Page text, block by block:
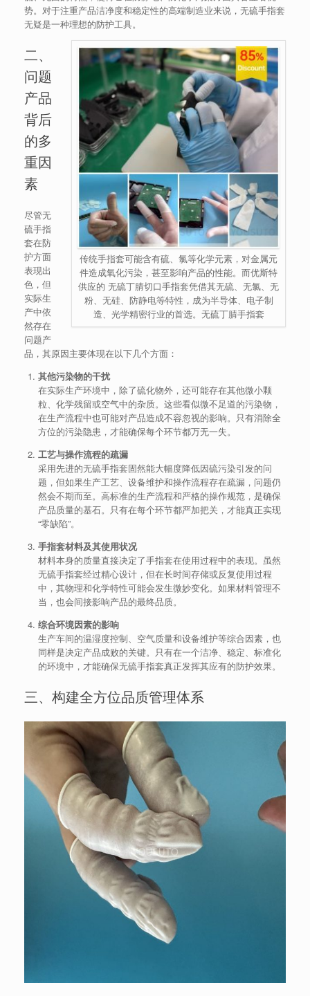
势。对于注重产品洁净度和稳定性的高端制造业来说，无硫手指套
无疑是一种理想的防护工具。
传统手指套可能含有硫、氯等化学元素，对金属元
件造成氧化污染，甚至影响产品的性能。而优斯特
供应的 无硫丁腈切口手指套凭借其无硫、无氯、无
粉、无硅、防静电等特性，成为半导体、电子制
造、光学精密行业的首选。无硫丁腈手指套
二、
问题
产品
背后
的多
重因
素
尽管无
硫手指
套在防
护方面
表现出
色，但
实际生
产中依
然存在
问题产
品，其原因主要体现在以下几个方面：
其他污染物的干扰
在实际生产环境中，除了硫化物外，还可能存在其他微小颗
粒、化学残留或空气中的杂质。这些看似微不足道的污染物，
在生产流程中也可能对产品造成不容忽视的影响。只有消除全
方位的污染隐患，才能确保每个环节都万无一失。
工艺与操作流程的疏漏
采用先进的无硫手指套固然能大幅度降低因硫污染引发的问
题，但如果生产工艺、设备维护和操作流程存在疏漏，问题仍
然会不期而至。高标准的生产流程和严格的操作规范，是确保
产品质量的基石。只有在每个环节都严加把关，才能真正实现
“零缺陷”。
手指套材料及其使用状况
材料本身的质量直接决定了手指套在使用过程中的表现。虽然
无硫手指套经过精心设计，但在长时间存储或反复使用过程
中，其物理和化学特性可能会发生微妙变化。如果材料管理不
当，也会间接影响产品的最终品质。
综合环境因素的影响
生产车间的温湿度控制、空气质量和设备维护等综合因素，也
同样是决定产品成败的关键。只有在一个洁净、稳定、标准化
的环境中，才能确保无硫手指套真正发挥其应有的防护效果。
三、构建全方位品质管理体系